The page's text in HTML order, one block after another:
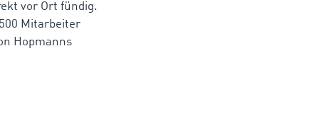
vor Ort fündig.
Mitarbeiter
Hopmanns